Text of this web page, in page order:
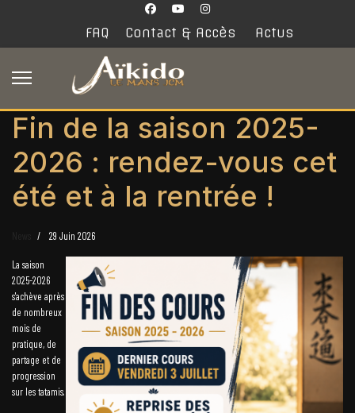
FAQ Contact & Accès Actus
Fin de la saison 2025-
2026 : rendez-vous cet
été et à la rentrée !
29 Juin 2026
La saison
2025-2026
s'achève après
de nombreux
mois de
pratique, de
partage et de
progression
sur les tatamis.